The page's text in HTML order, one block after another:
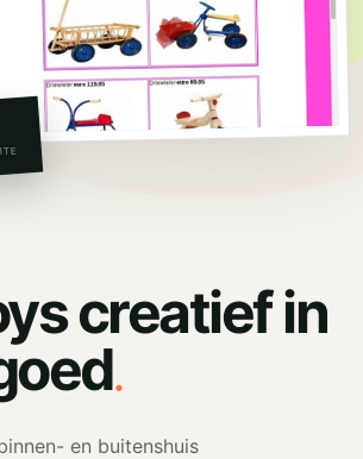
creatief in
.
en buitenshuis